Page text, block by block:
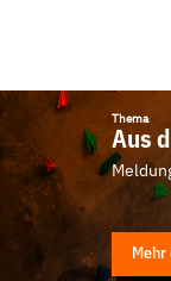
Thema
Aus
Mehr